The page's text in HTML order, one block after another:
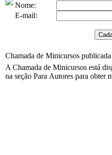
Nome:
E-mail:
Chamada de Minicursos publicada
A Chamada de Minicursos está
na seção Para Autores para obter